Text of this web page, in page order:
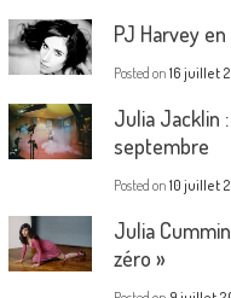
PJ Harvey
Posted on 16 juillet
Julia Jacklin
septembre
Posted on 10 juillet
Julia
zéro »